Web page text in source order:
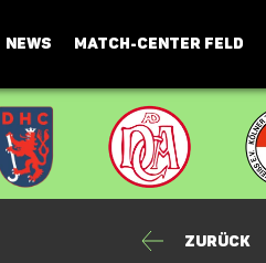
NEWS MATCH-CENTER FELD
Zurück